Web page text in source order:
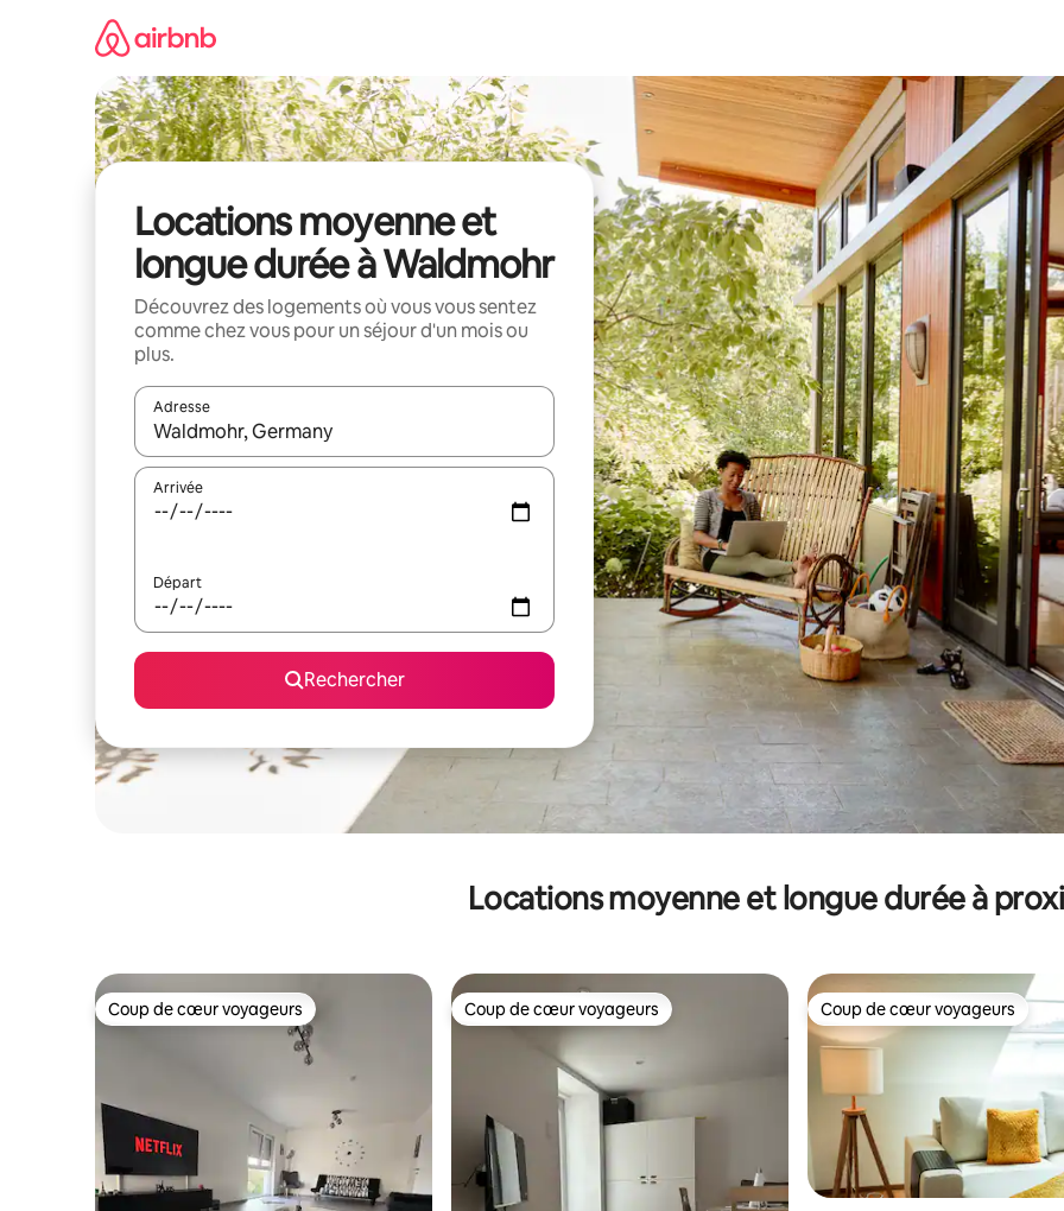
Locations moyenne et
longue durée à Waldmohr
Découvrez des logements où vous vous sentez
comme chez vous pour un séjour d'un mois ou
plus.
Adresse
Lorsque les résultats s'affichent, utilisez les flèches vers le haut et vers le bas pour les parcourir ou en appuyant et en
Arrivée
Départ
Rechercher
Locations moyenne et longue durée à
Coup de cœur voyageurs
Coup de cœur voyageurs Coup de cœur voyageurs
Coup de cœur voyageurs Coup de cœur voyageurs
Coup de cœur voyageurs